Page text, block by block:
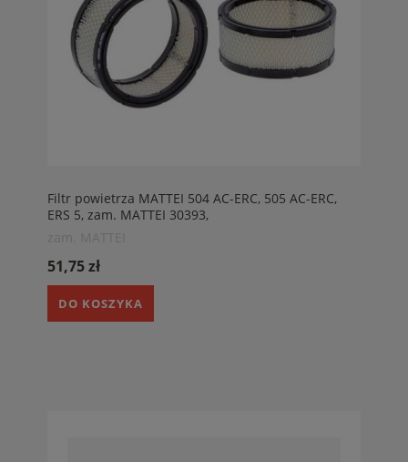
Filtr powietrza MATTEI 504 AC-ERC, 505 AC-ERC,
ERS 5, zam. MATTEI 30393,
51,75 zł
DO KOSZYKA